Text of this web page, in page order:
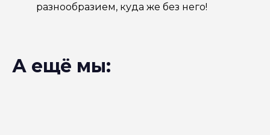
разнообразием, куда же без него!
А ещё мы: